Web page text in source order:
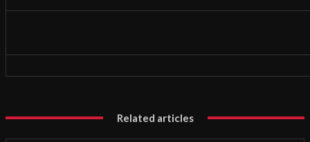
Related articles